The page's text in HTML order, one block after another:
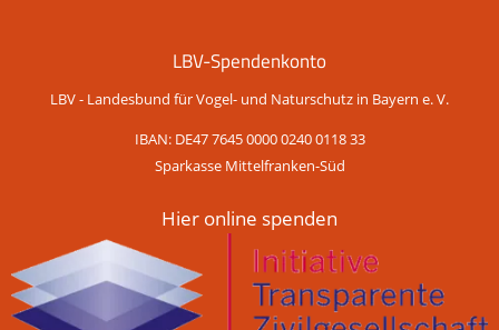
LBV-Spendenkonto
LBV - Landesbund für Vogel- und Naturschutz in Bayern e. V.
IBAN: DE47 7645 0000 0240 0118 33
Sparkasse Mittelfranken-Süd
Hier online spenden